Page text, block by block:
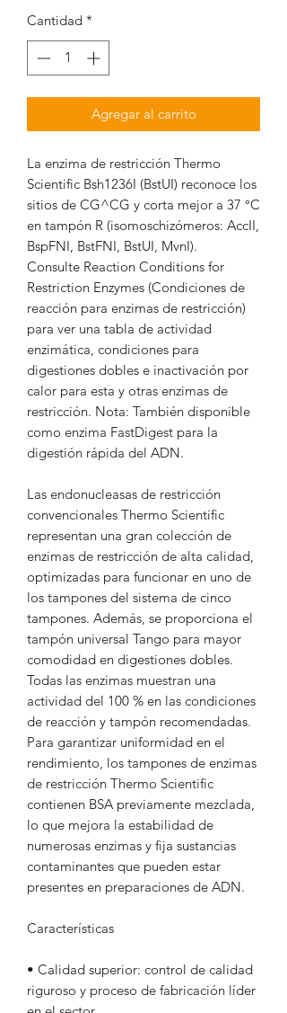
Cantidad *
Agregar al carrito
La enzima de restricción Thermo
Scientific Bsh1236I (BstUI) reconoce los
sitios de CG^CG y corta mejor a 37 °C
en tampón R (isomoschizómeros: AccII,
BspFNI, BstFNI, BstUI, MvnI).
Consulte Reaction Conditions for
Restriction Enzymes (Condiciones de
reacción para enzimas de restricción)
para ver una tabla de actividad
enzimática, condiciones para
digestiones dobles e inactivación por
calor para esta y otras enzimas de
restricción. Nota: También disponible
como enzima FastDigest para la
digestión rápida del ADN.
Las endonucleasas de restricción
convencionales Thermo Scientific
representan una gran colección de
enzimas de restricción de alta calidad,
optimizadas para funcionar en uno de
los tampones del sistema de cinco
tampones. Además, se proporciona el
tampón universal Tango para mayor
comodidad en digestiones dobles.
Todas las enzimas muestran una
actividad del 100 % en las condiciones
de reacción y tampón recomendadas.
Para garantizar uniformidad en el
rendimiento, los tampones de enzimas
de restricción Thermo Scientific
contienen BSA previamente mezclada,
lo que mejora la estabilidad de
numerosas enzimas y fija sustancias
contaminantes que pueden estar
presentes en preparaciones de ADN.
Características
• Calidad superior: control de calidad
riguroso y proceso de fabricación líder